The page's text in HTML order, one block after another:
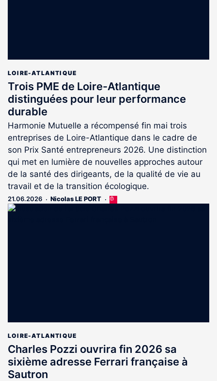
LOIRE-ATLANTIQUE
Trois PME de Loire-Atlantique
distinguées pour leur performance
durable
Harmonie Mutuelle a récompensé fin mai trois
entreprises de Loire-Atlantique dans le cadre de
son Prix Santé entrepreneurs 2026. Une distinction
qui met en lumière de nouvelles approches autour
de la santé des dirigeants, de la qualité de vie au
travail et de la transition écologique.
21.06.2026 Nicolas LE PORT
Cet
LOIRE-ATLANTIQUE
Charles Pozzi ouvrira fin 2026 sa
sixième adresse Ferrari française à
Sautron